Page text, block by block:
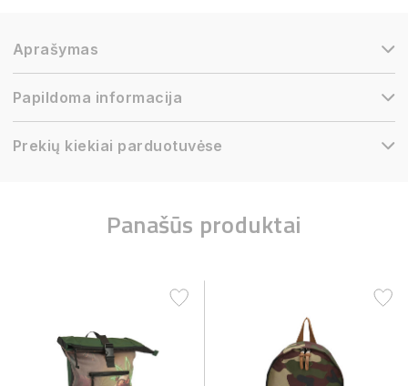
Aprašymas
Papildoma informacija
Prekių kiekiai parduotuvėse
Panašūs produktai